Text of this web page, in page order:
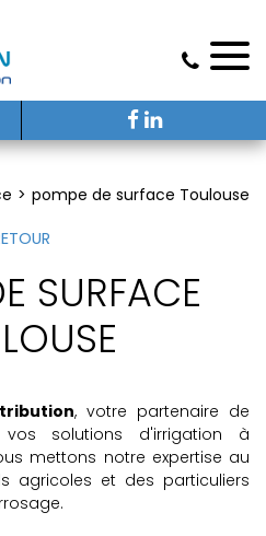
pompe de surface Toulouse
SURFACE
, votre partenaire de
solutions d'irrigation à
mettons notre expertise au
agricoles et des particuliers